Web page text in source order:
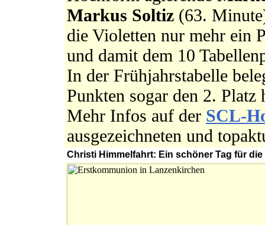
Markus Soltiz (63.
die Violetten nur mehr ein
und damit dem 10
In der Frühjahrstabelle
Punkten sogar den 2. Platz
Mehr Infos auf der SCL-
ausgezeichneten und
Christi Himmelfahrt: Ein schöner Tag für